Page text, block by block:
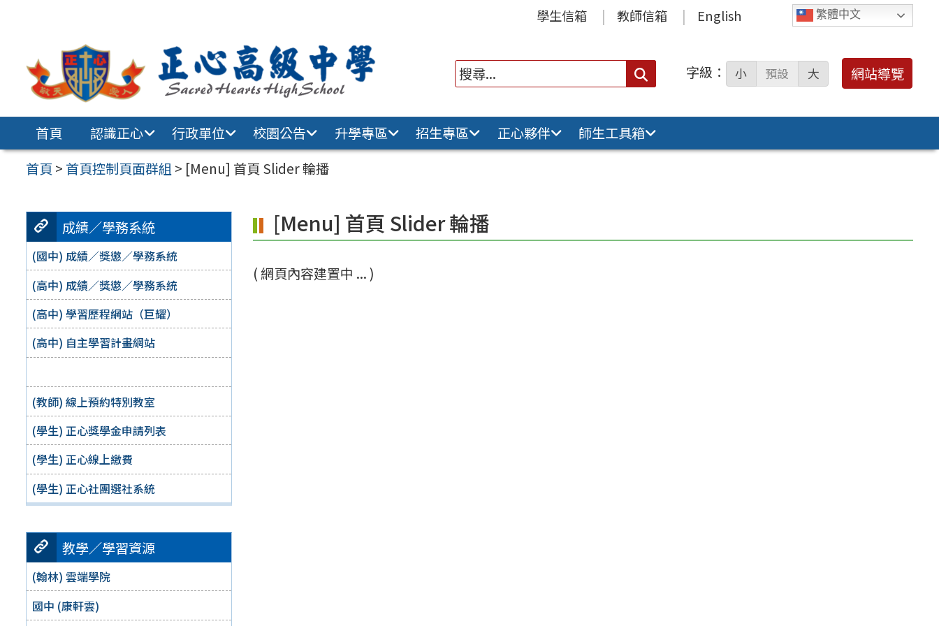
繁體中文
學生信箱 教師信箱 English
搜
字級： 小 預設 大 網站導覽
首頁 認識正心 行政單位 校園公告 升學專區 招生專區 正心夥伴
師生工具箱
首頁 > 首頁控制頁面群組 > [Menu] 首頁 Slider 輪播
成績／學務系統
(國中) 成績／獎懲／學務系統
(高中) 成績／獎懲／學務系統
(高中) 學習歷程網站（巨耀）
(高中) 自主學習計畫網站
(教師) 線上預約特別教室
(學生) 正心獎學金申請列表
(學生) 正心線上繳費
(學生) 正心社團選社系統
教學／學習資源
(翰林) 雲端學院
國中 (康軒雲)
[Menu] 首頁 Slider 輪播
( 網頁內容建置中 ... )